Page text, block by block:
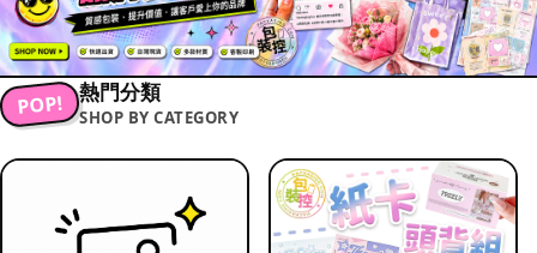
POP! 熱門分類
SHOP BY CATEGORY